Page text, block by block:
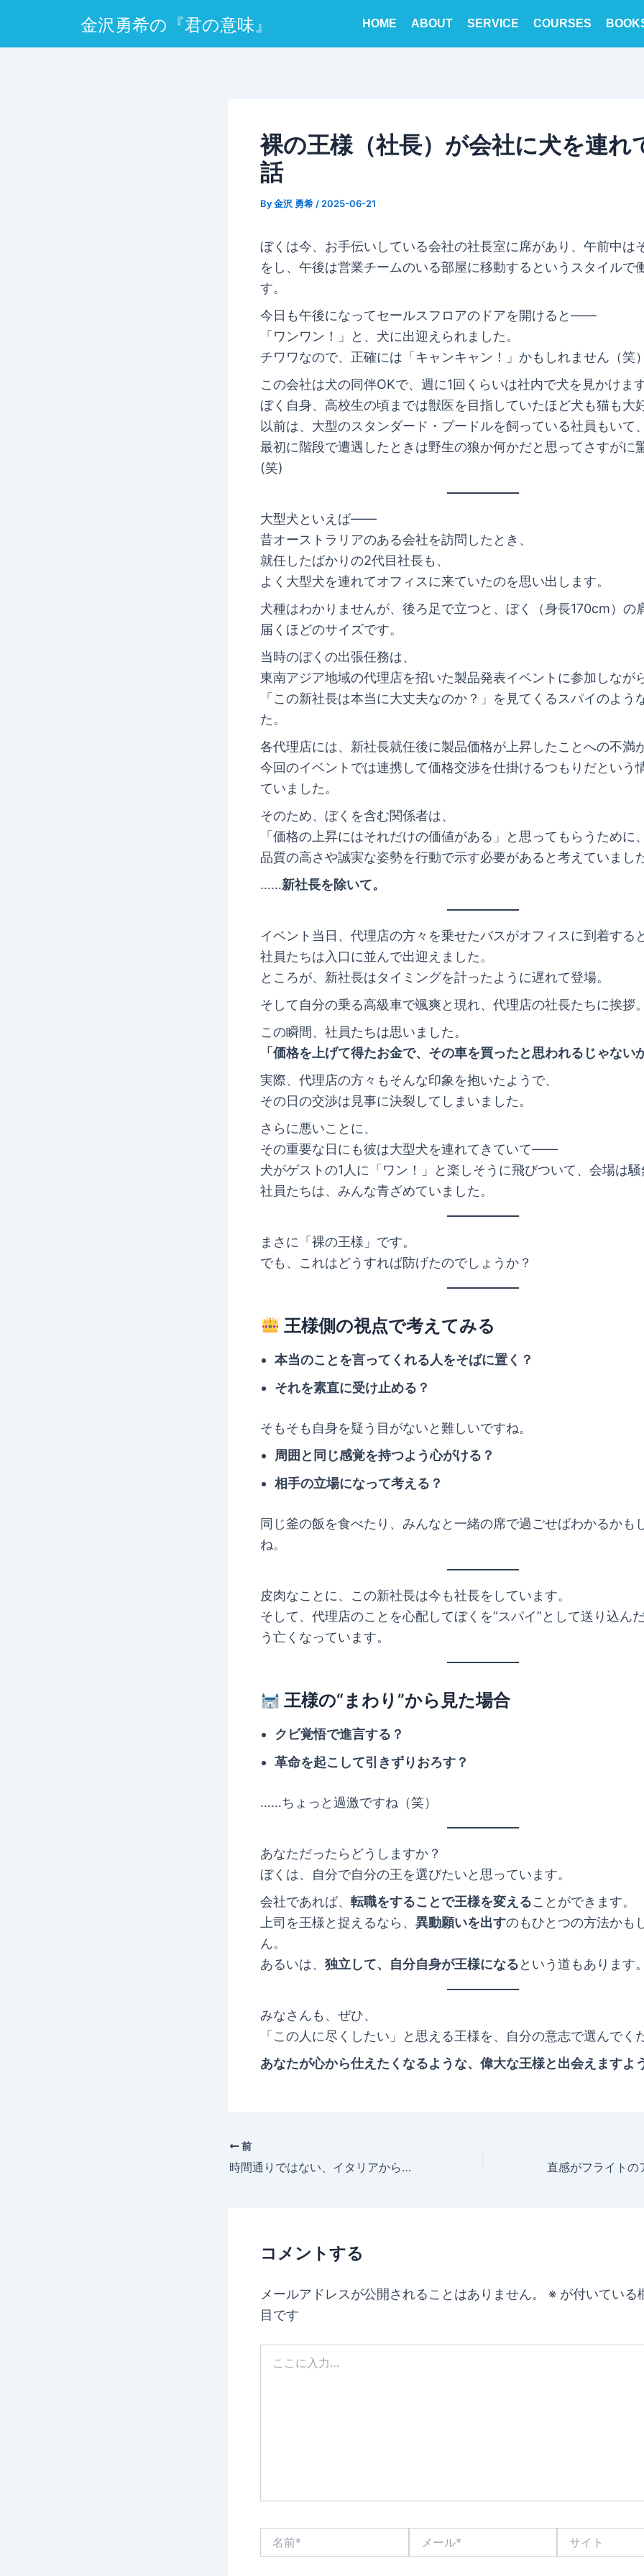
金沢勇希の『君の意味』 HOME ABOUT SERVICE COURSES
裸の王様（社長）が会社に犬を連れ
話
By金沢 勇希 / 2025-06-21
ぼくは今、お手伝いしている会社の社長室に席があり、午前中は
をし、午後は営業チームのいる部屋に移動するというスタイルで
す。
今日も午後になってセールスフロアのドアを開けると――
「ワンワン！」と、犬に出迎えられました。
チワワなので、正確には「キャンキャン！」かもしれません（笑）
この会社は犬の同伴OKで、週に1回くらいは社内で犬を見かけます
ぼく自身、高校生の頃までは獣医を目指していたほど犬も猫も大
以前は、大型のスタンダード・プードルを飼っている社員もいて、
最初に階段で遭遇したときは野生の狼か何かだと思ってさすがに
(笑)
大型犬といえば――
昔オーストラリアのある会社を訪問したとき、
就任したばかりの2代目社長も、
よく大型犬を連れてオフィスに来ていたのを思い出します。
犬種はわかりませんが、後ろ足で立つと、ぼく（身長170cm）の
届くほどのサイズです。
当時のぼくの出張任務は、
東南アジア地域の代理店を招いた製品発表イベントに参加しながら
「この新社長は本当に大丈夫なのか？」を見てくるスパイのよう
た。
各代理店には、新社長就任後に製品価格が上昇したことへの不満
今回のイベントでは連携して価格交渉を仕掛けるつもりだという
ていました。
そのため、ぼくを含む関係者は、
「価格の上昇にはそれだけの価値がある」と思ってもらうために、
品質の高さや誠実な姿勢を行動で示す必要があると考えていました
……新社長を除いて。
イベント当日、代理店の方々を乗せたバスがオフィスに到着すると
社員たちは入口に並んで出迎えました。
ところが、新社長はタイミングを計ったように遅れて登場。
そして自分の乗る高級車で颯爽と現れ、代理店の社長たちに挨拶。
この瞬間、社員たちは思いました。
「価格を上げて得たお金で、その車を買ったと思われるじゃない
実際、代理店の方々もそんな印象を抱いたようで、
その日の交渉は見事に決裂してしまいました。
さらに悪いことに、
その重要な日にも彼は大型犬を連れてきていて――
犬がゲストの1人に「ワン！」と楽しそうに飛びついて、会場は騒
社員たちは、みんな青ざめていました。
まさに「裸の王様」です。
でも、これはどうすれば防げたのでしょうか？
王様側の視点で考えてみる
本当のことを言ってくれる人をそばに置く？
それを素直に受け止める？
そもそも自身を疑う目がないと難しいですね。
周囲と同じ感覚を持つよう心がける？
相手の立場になって考える？
同じ釜の飯を食べたり、みんなと一緒の席で過ごせばわかるかも
ね。
皮肉なことに、この新社長は今も社長をしています。
そして、代理店のことを心配してぼくを“スパイ”として送り込ん
う亡くなっています。
王様の“まわり”から見た場合
クビ覚悟で進言する？
革命を起こして引きずりおろす？
……ちょっと過激ですね（笑）
あなただったらどうしますか？
ぼくは、自分で自分の王を選びたいと思っています。
会社であれば、 転職をすることで王様を変えることができます。
上司を王様と捉えるなら、 異動願いを出すのもひとつの方法かも
ん。
あるいは、 独立して、自分自身が王様になるという道もあります。
みなさんも、ぜひ、
「この人に尽くしたい」と思える王様を、自分の意志で選んでく
あなたが心から仕えたくなるような、偉大な王様と出会えますよ
navigation
前
時間通りではない、イタリアからの教え
コメントする
メールアドレスが公開されることはありません。 ※ が付いている
目です